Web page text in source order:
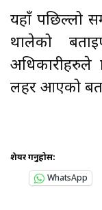
यहाँ पछिल्लो
थालेको
अधिकारीहरुले
लहर आएको
शेयर गर्नुहोस:
WhatsApp